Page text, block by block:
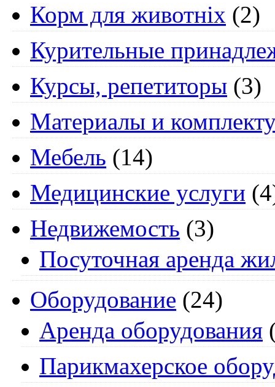
Корм для животніх (2)
Курительные
Курсы, репетиторы (3)
Материалы и
Мебель (14)
Медицинские услуги
Недвижемость (3)
Посуточная аренда
Оборудование (24)
Аренда оборудования
Парикмахерское